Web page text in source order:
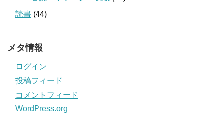
読書 (44)
メタ情報
ログイン
投稿フィード
コメントフィード
WordPress.org